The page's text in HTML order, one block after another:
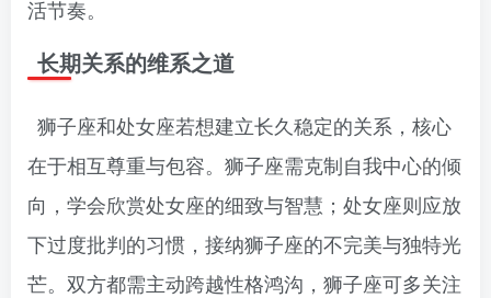
活节奏。
长期关系的维系之道
狮子座和处女座若想建立长久稳定的关系，核心
在于相互尊重与包容。狮子座需克制自我中心的倾
向，学会欣赏处女座的细致与智慧；处女座则应放
下过度批判的习惯，接纳狮子座的不完美与独特光
芒。双方都需主动跨越性格鸿沟，狮子座可多关注